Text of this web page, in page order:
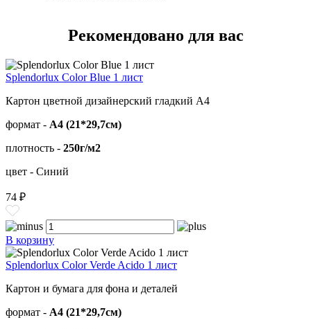
Рекомендовано для вас
Splendorlux Color Bluе 1 лист
Картон цветной дизайнерский гладкий А4
формат - А4 (21*29,7см)
плотность - 250г/м2
цвет - Синий
74 ₽
В корзину
Splendorlux Color Verde Acido 1 лист
Картон и бумага для фона и деталей
формат - А4 (21*29,7см)